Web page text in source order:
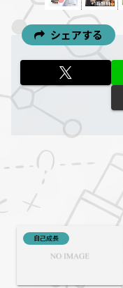
シェアする
自己成長